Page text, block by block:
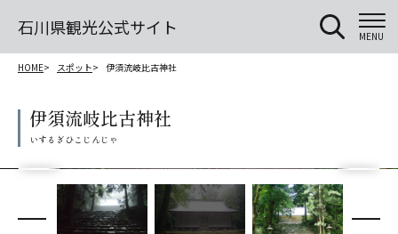
石川県観光公式サイト MENU
HOME スポット 伊須流岐比古神社
伊須流岐比古神社